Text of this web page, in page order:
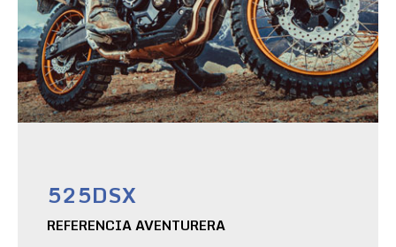
525DSX
REFERENCIA AVENTURERA